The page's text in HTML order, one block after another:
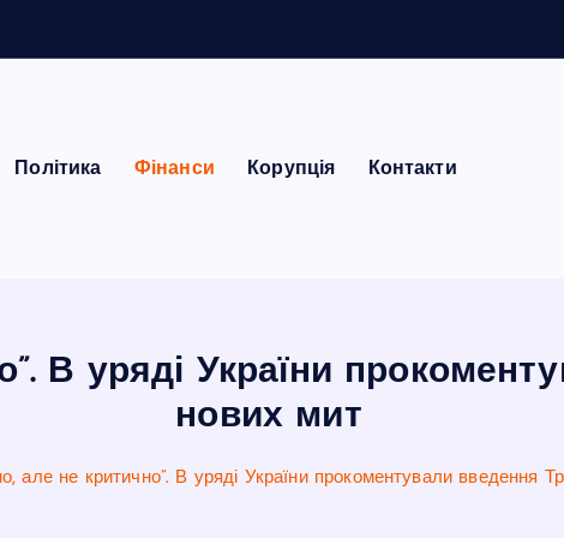
Політика Фінанси Корупція Контакти
В уряді України
нових мит
але не критично”. В уряді України прокоментували введення